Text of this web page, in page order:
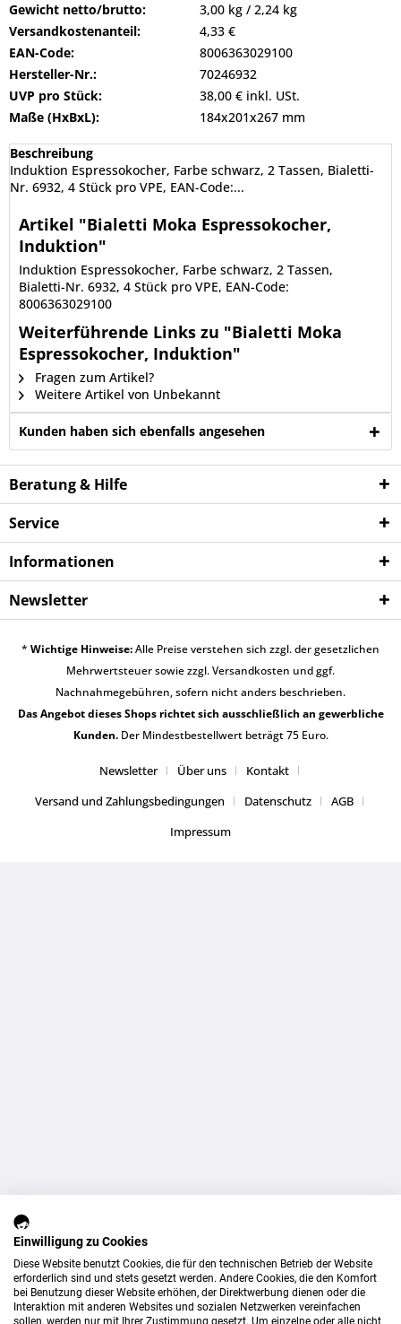
Gewicht netto/brutto:
3,00 kg / 2,24 kg
Versandkostenanteil:
4,33 €
EAN-Code:
8006363029100
Hersteller-Nr.:
70246932
UVP pro Stück:
38,00 € inkl. USt.
Maße (HxBxL):
184x201x267 mm
Beschreibung
Induktion Espressokocher, Farbe schwarz, 2 Tassen, Bialetti-
Nr. 6932, 4 Stück pro VPE, EAN-Code:...
Artikel "Bialetti Moka Espressokocher,
Induktion"
Induktion Espressokocher, Farbe schwarz, 2 Tassen,
Bialetti-Nr. 6932, 4 Stück pro VPE, EAN-Code:
8006363029100
Weiterführende Links zu "Bialetti Moka
Espressokocher, Induktion"
Fragen zum Artikel?
Weitere Artikel von Unbekannt
Kunden haben sich ebenfalls angesehen
Beratung & Hilfe
Service
Informationen
Newsletter
* Wichtige Hinweise:Alle Preise verstehen sich zzgl. der gesetzlichen
Mehrwertsteuer sowie zzgl.Versandkosten und ggf.
Nachnahmegebühren, sofern nicht anders beschrieben.
Das Angebot dieses Shops richtet sich ausschließlich an gewerbliche
Kunden.Der Mindestbestellwert beträgt 75 Euro.
Newsletter Über uns
Kontakt
Versand und Zahlungsbedingungen
Datenschutz
AGB
Impressum
Einwilligung zu Cookies
Diese Website benutzt Cookies, die für den technischen Betrieb der Website
erforderlich sind und stets gesetzt werden. Andere Cookies, die den Komfort
bei Benutzung dieser Website erhöhen, der Direktwerbung dienen oder die
Interaktion mit anderen Websites und sozialen Netzwerken vereinfachen
sollen, werden nur mit Ihrer Zustimmung gesetzt. Um einzelne oder alle nicht